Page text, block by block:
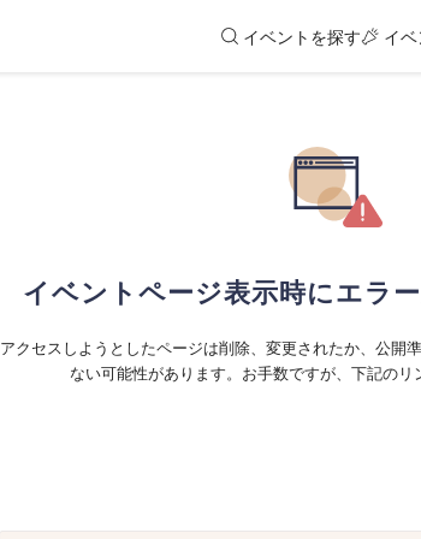
イベントを探す イ
イベントページ表示時にエラ
アクセスしようとしたページは削除、変更されたか、公開
ない可能性があります。お手数ですが、下記のリ